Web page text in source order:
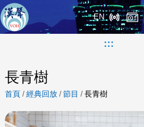
EN
:::
長青樹
首頁 /經典回放 /節目 /長青樹